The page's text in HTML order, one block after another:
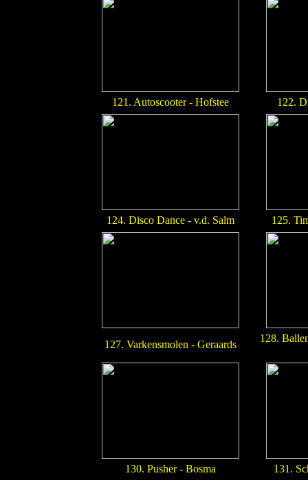
121. Autoscooter - Hofstee 122.
124. Disco Dance - v.d. Salm 125.
127. Varkensmolen - Geraards
128.
130. Pusher - Bosma 131.